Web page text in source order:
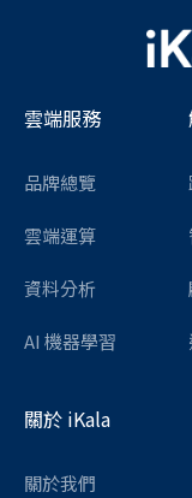
雲端服務
品牌總覽
雲端運算
資料分析
AI 機器學習
關於 iKala
關於我們